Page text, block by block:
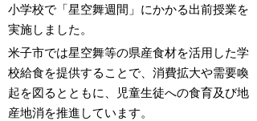
小学校で「星空舞週間」にかかる出前授業を
実施しました。
米子市では星空舞等の県産食材を活用した学
校給食を提供することで、消費拡大や需要喚
起を図るとともに、児童生徒への食育及び地
産地消を推進しています。